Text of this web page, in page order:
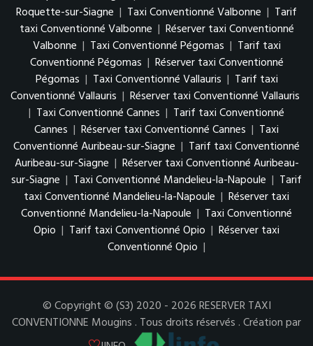
Roquette-sur-Siagne | Taxi Conventionné Valbonne | Tarif
taxi Conventionné Valbonne | Réserver taxi Conventionné
Valbonne | Taxi Conventionné Pégomas | Tarif taxi
Conventionné Pégomas | Réserver taxi Conventionné
Pégomas | Taxi Conventionné Vallauris | Tarif taxi
Conventionné Vallauris | Réserver taxi Conventionné Vallauris
| Taxi Conventionné Cannes | Tarif taxi Conventionné
Cannes | Réserver taxi Conventionné Cannes | Taxi
Conventionné Auribeau-sur-Siagne | Tarif taxi Conventionné
Auribeau-sur-Siagne | Réserver taxi Conventionné Auribeau-
sur-Siagne | Taxi Conventionné Mandelieu-la-Napoule | Tarif
taxi Conventionné Mandelieu-la-Napoule | Réserver taxi
Conventionné Mandelieu-la-Napoule | Taxi Conventionné
Opio | Tarif taxi Conventionné Opio | Réserver taxi
Conventionné Opio |
© Copyright © (S3) 2020 - 2026 RESERVER TAXI
CONVENTIONNE Mougins . Tous droits réservés . Création par